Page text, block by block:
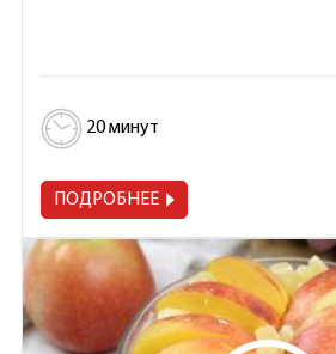
20 минут
ПОДРОБНЕЕ